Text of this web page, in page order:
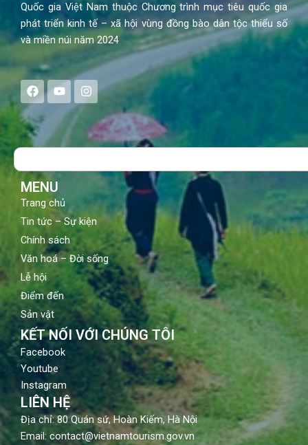
Quốc gia Việt Nam thuộc Chương trình mục tiêu quốc gia
phát triển kinh tế – xã hội vùng đồng bào dân tộc thiểu số
và miền núi năm 2024
F
a
c
e
b
o
Y
o
u
t
u
b
I
n
s
a
g
Search
MENU
Trang chủ
Tin tức – Sự kiện
Chính sách
Văn hoá – Đời sống
Lễ hội
Điểm đến
Sản vật
KẾT NỐI VỚI CHÚNG TÔI
Facebook
Youtube
Instagram
LIÊN HỆ
Địa chỉ: 80 Quán sứ, Hoàn Kiếm, Hà Nội
Email: contact@vietnamtourism.gov.vn